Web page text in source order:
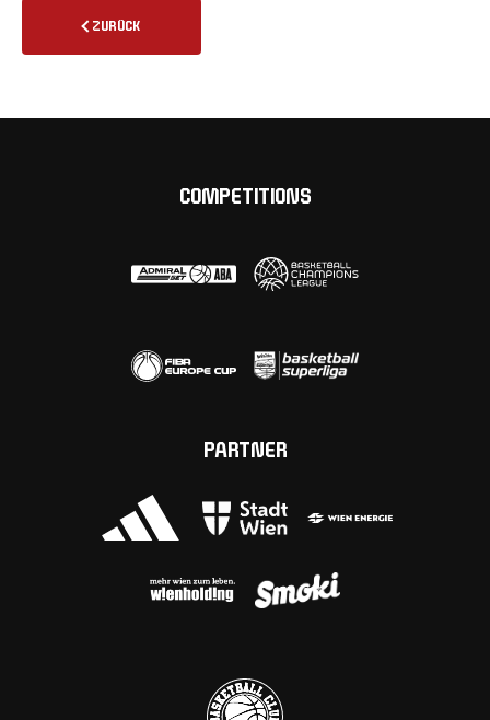
ZURÜCK
COMPETITIONS
PARTNER